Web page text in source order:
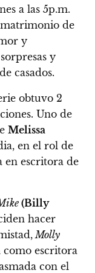
a las 5p.m.
de
y
y
casados.
obtuvo 2
Uno de
Melissa
en el rol de
en escritora de
(Billy
hacer
Molly
como escritora
con el